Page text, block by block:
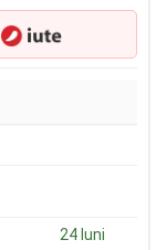
24 luni